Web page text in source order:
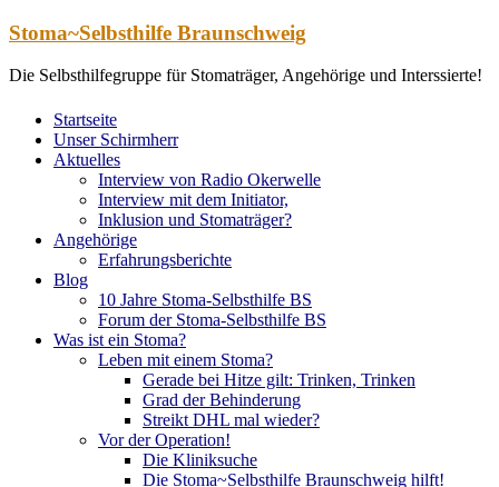
Zum
springen
Stoma~Selbsthilfe Braunschweig
Die Selbsthilfegruppe für Stomaträger, Angehörige und Interssierte!
Startseite
Unser Schirmherr
Aktuelles
Interview von Radio Okerwelle
Interview mit dem Initiator,
Inklusion und Stomaträger?
Angehörige
Erfahrungsberichte
Blog
10 Jahre Stoma-Selbsthilfe BS
Forum der Stoma-Selbsthilfe BS
Was ist ein Stoma?
Leben mit einem Stoma?
Gerade bei Hitze gilt: Trinken, Trinken
Grad der Behinderung
Streikt DHL mal wieder?
Vor der Operation!
Die Kliniksuche
Die Stoma~Selbsthilfe Braunschweig hilft!